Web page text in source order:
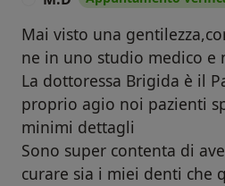
Mai visto una
ne in uno studio medico e
La dottoressa Brigida è il
proprio agio noi pazienti
minimi dettagli
Sono super contenta di
curare sia i miei denti che